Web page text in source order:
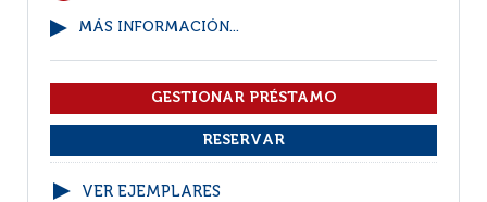
MÁS INFORMACIÓN...
VER EJEMPLARES